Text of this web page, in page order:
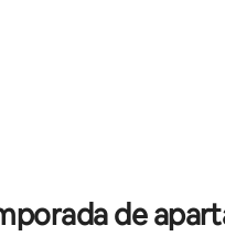
5, 164 avaliações
de